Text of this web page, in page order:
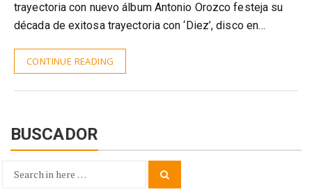
trayectoria con nuevo álbum Antonio Orozco festeja su
década de exitosa trayectoria con ‘Diez’, disco en…
CONTINUE READING
BUSCADOR
Search